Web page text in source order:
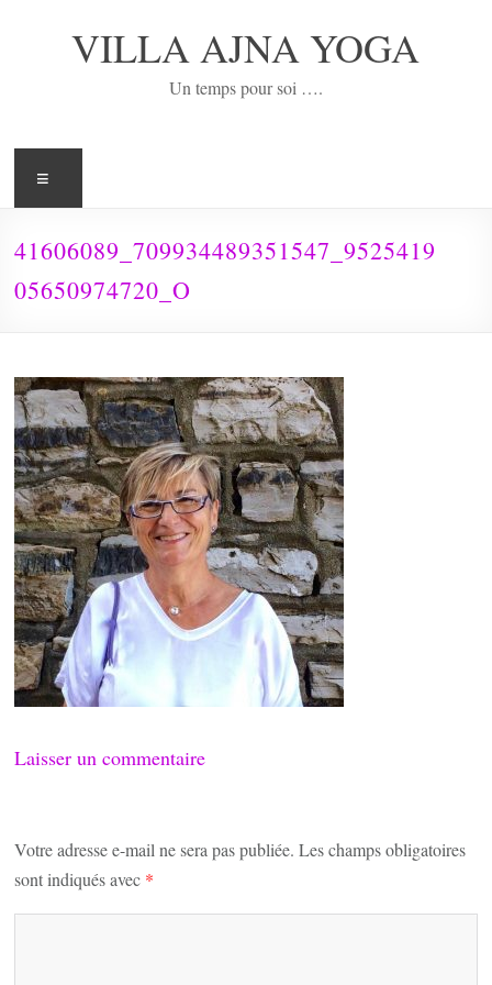
VILLA AJNA YOGA
Un temps pour soi ….
41606089_709934489351547_9525419
05650974720_O
Laisser un commentaire
Votre adresse e-mail ne sera pas publiée. Les champs obligatoires
sont indiqués avec *